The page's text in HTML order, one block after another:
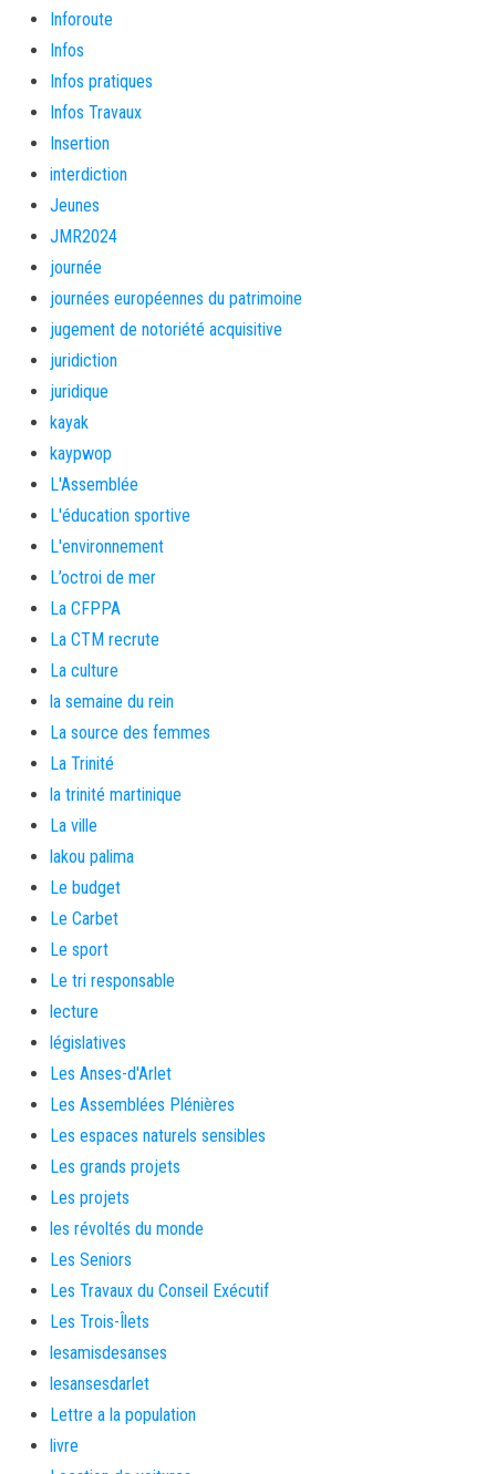
Inforoute
Infos
Infos pratiques
Infos Travaux
Insertion
interdiction
Jeunes
JMR2024
journée
journées européennes du patrimoine
jugement de notoriété acquisitive
juridiction
juridique
kayak
kaypwop
L'Assemblée
L'éducation sportive
L'environnement
L’octroi de mer
La CFPPA
La CTM recrute
La culture
la semaine du rein
La source des femmes
La Trinité
la trinité martinique
La ville
lakou palima
Le budget
Le Carbet
Le sport
Le tri responsable
lecture
législatives
Les Anses-d'Arlet
Les Assemblées Plénières
Les espaces naturels sensibles
Les grands projets
Les projets
les révoltés du monde
Les Seniors
Les Travaux du Conseil Exécutif
Les Trois-Îlets
lesamisdesanses
lesansesdarlet
Lettre a la population
livre